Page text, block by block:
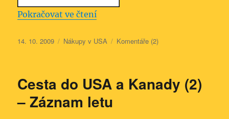
Pokračovat ve čtení„Když obchodník nechce kšeft“
Publikováno:
14. 10. 2009 Rubriky:
Nákupy v USA Komentáře (2)
Cesta do USA a Kanady (2)
– Záznam letu